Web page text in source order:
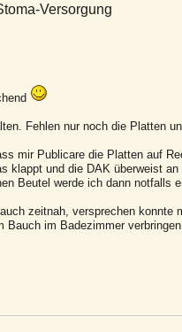
Versorgung
Fehlen nur noch die Platten
mir Publicare die Platten auf
klappt und die DAK überweist
Beutel werde ich dann notfalls
zeitnah, versprechen konnte
im Badezimmer